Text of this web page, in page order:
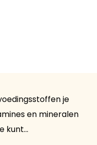
je
en mineralen
kunt...